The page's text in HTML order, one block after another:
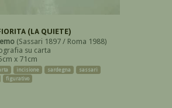
(LA QUIETE)
(Sassari 1897 / Roma 1988)
su carta
x 71cm
incisione sardegna
sassari
figurativo